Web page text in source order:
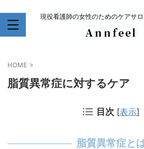
現役看護師の女性のためのケアサ
HOME >
脂質異常症に対するケア
目次 [表示]
脂質異常症と